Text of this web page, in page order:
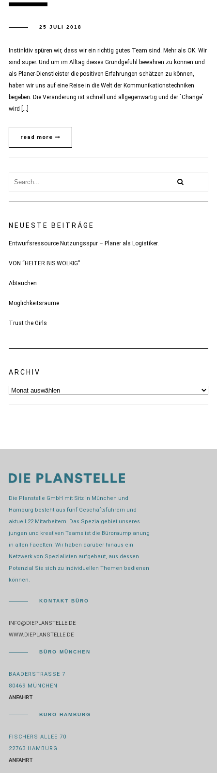
25 JULI 2018
Instinktiv spüren wir, dass wir ein richtig gutes Team sind. Mehr als OK. Wir
sind super. Und um im Alltag dieses Grundgefühl bewahren zu können und
als Planer-Dienstleister die positiven Erfahrungen schätzen zu können,
haben wir uns auf eine Reise in die Welt der Kommunikationstechniken
begeben. Die Veränderung ist schnell und allgegenwärtig und der `Change`
wird […]
read more
NEUESTE BEITRÄGE
Entwurfsressource Nutzungsspur – Planer als Logistiker.
VON “HEITER BIS WOLKIG”
Abtauchen
Möglichkeitsräume
Trust the Girls
ARCHIV
Archiv
Die Planstelle GmbH mit Sitz in München und
Hamburg besteht aus fünf Geschäftsführern und
aktuell 22 Mitarbeitern. Das Spezialgebiet unseres
jungen und kreativen Teams ist die Büroraumplanung
in allen Facetten. Wir haben darüber hinaus ein
Netzwerk von Spezialisten aufgebaut, aus dessen
Potenzial Sie sich zu individuellen Themen bedienen
können.
KONTAKT BÜRO
INFO@DIEPLANSTELLE.DE
WWW.DIEPLANSTELLE.DE
BÜRO MÜNCHEN
BAADERSTRASSE 7
80469 MÜNCHEN
ANFAHRT
BÜRO HAMBURG
FISCHERS ALLEE 70
22763 HAMBURG
ANFAHRT